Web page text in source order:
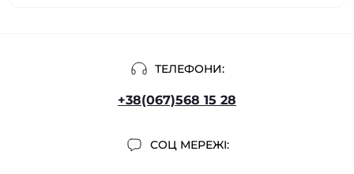
ТЕЛЕФОНИ:
+38(067)568 15 28
СОЦ МЕРЕЖІ: